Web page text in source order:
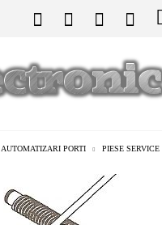
AUTOMATIZARI PORTI PIESE SERVICE